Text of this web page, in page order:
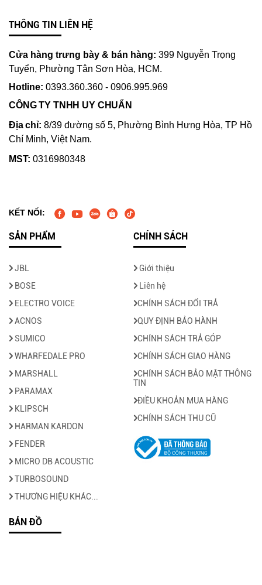
THÔNG TIN LIÊN HỆ
Cửa hàng trưng bày & bán hàng: 399 Nguyễn Trọng
Tuyển, Phường Tân Sơn Hòa, HCM.
Hotline: 0393.360.360 - 0906.995.969
CÔNG TY TNHH UY CHUẨN
Địa chỉ: 8/39 đường số 5, Phường Bình Hưng Hòa, TP Hồ
Chí Minh, Việt Nam.
MST: 0316980348
KẾT NỐI:
SẢN PHẨM
JBL
BOSE
ELECTRO VOICE
ACNOS
SUMICO
WHARFEDALE PRO
MARSHALL
PARAMAX
KLIPSCH
HARMAN KARDON
FENDER
MICRO DB ACOUSTIC
TURBOSOUND
THƯƠNG HIỆU KHÁC...
CHÍNH SÁCH
Giới thiệu
Liên hệ
CHÍNH SÁCH ĐỔI TRẢ
QUY ĐỊNH BẢO HÀNH
CHÍNH SÁCH TRẢ GÓP
CHÍNH SÁCH GIAO HÀNG
CHÍNH SÁCH BẢO MẬT THÔNG
TIN
ĐIỀU KHOẢN MUA HÀNG
CHÍNH SÁCH THU CŨ
BẢN ĐỒ